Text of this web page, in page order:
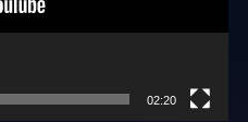
02:20